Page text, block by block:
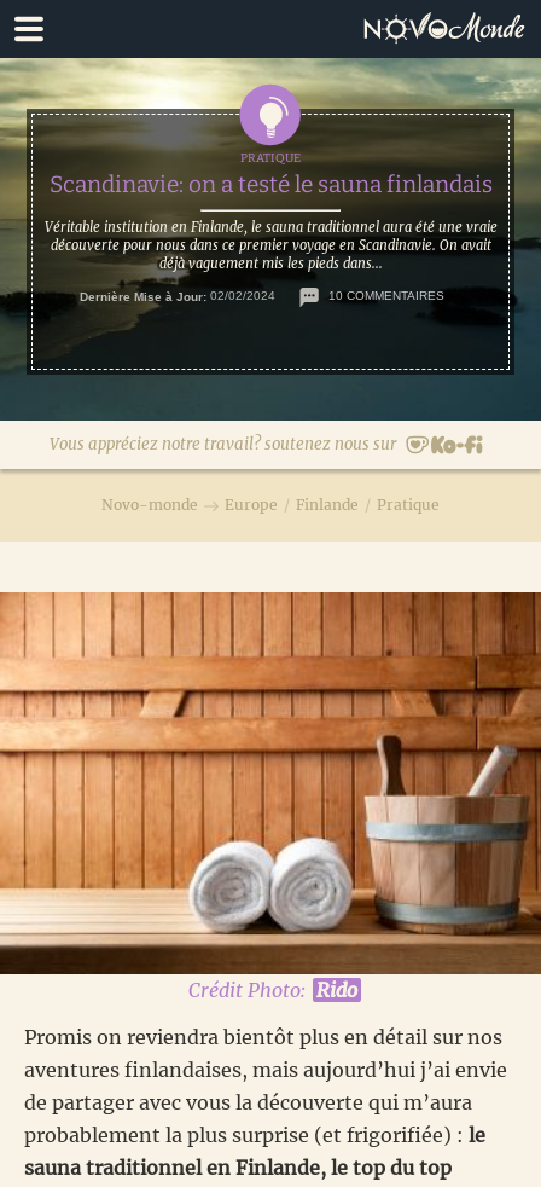
Passer
la
navigation
principale
Passer
au
contenu
principal
Vous appréciez notre travail? soutenez nous sur
Novo-monde Europe / Finlande / Pratique
Scandinavie: on a testé le sauna finlandais
Véritable institution en Finlande, le sauna traditionnel aura été une vraie
découverte pour nous dans ce premier voyage en Scandinavie. On avait
déjà vaguement mis les pieds dans...
Dernière Mise à Jour: 02/02/2024 10 COMMENTAIRES
Crédit Photo: Rido
Promis on reviendra bientôt plus en détail sur nos
aventures finlandaises, mais aujourd’hui j’ai envie
de partager avec vous la découverte qui m’aura
probablement la plus surprise (et frigorifiée) : le
sauna traditionnel en Finlande, le top du top